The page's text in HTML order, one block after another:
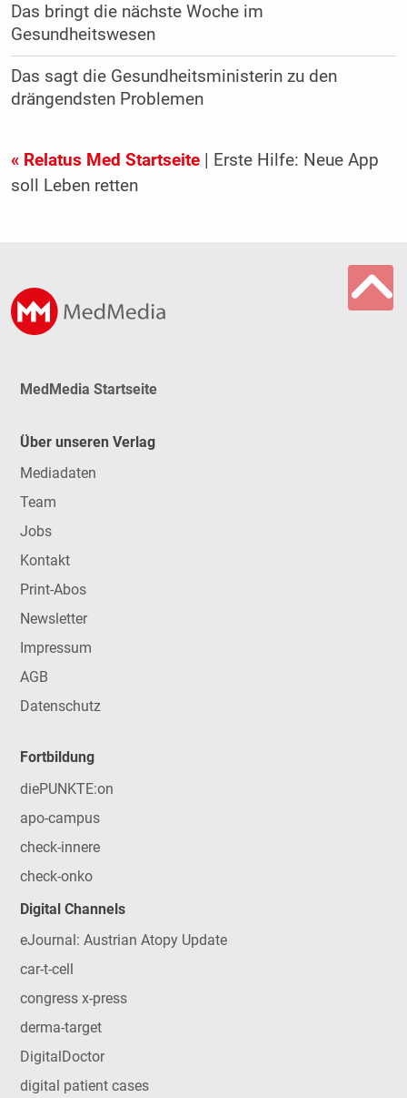
Das bringt die nächste Woche im
Gesundheitswesen
Das sagt die Gesundheitsministerin zu den
drängendsten Problemen
« Relatus Med Startseite| Erste Hilfe: Neue App
soll Leben retten
MedMedia Startseite
Über unseren Verlag
Mediadaten
Team
Jobs
Kontakt
Print-Abos
Newsletter
Impressum
AGB
Datenschutz
Fortbildung
diePUNKTE:on
apo-campus
check-innere
check-onko
Digital Channels
eJournal: Austrian Atopy Update
car-t-cell
congress x-press
derma-target
DigitalDoctor
digital patient cases